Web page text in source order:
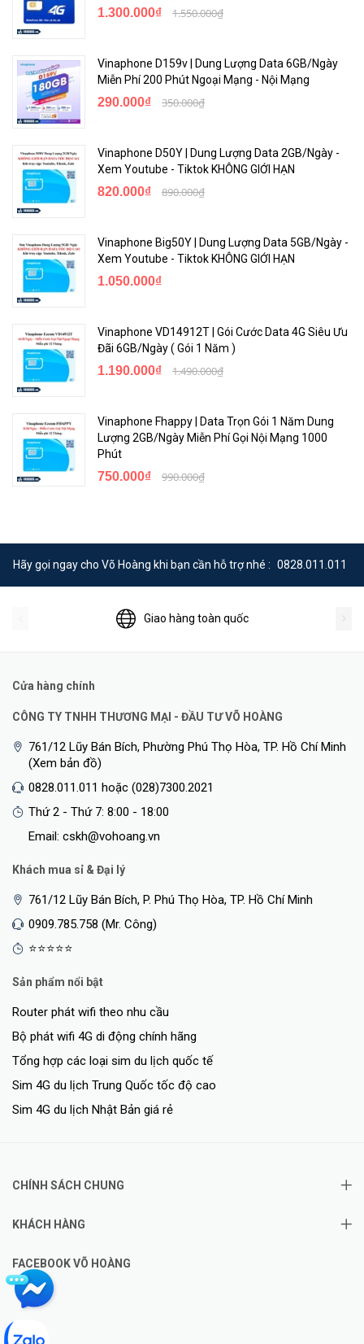
1.300.000₫ 1.550.000₫
Vinaphone D159v | Dung Lượng Data 6GB/Ngày
Miễn Phí 200 Phút Ngoại Mạng - Nội Mạng
290.000₫ 350.000₫
Vinaphone D50Y | Dung Lượng Data 2GB/Ngày -
Xem Youtube - Tiktok KHÔNG GIỚI HẠN
820.000₫ 890.000₫
Vinaphone Big50Y | Dung Lượng Data 5GB/Ngày -
Xem Youtube - Tiktok KHÔNG GIỚI HẠN
1.050.000₫
Vinaphone VD14912T | Gói Cước Data 4G Siêu Ưu
Đãi 6GB/Ngày ( Gói 1 Năm )
1.190.000₫ 1.490.000₫
Vinaphone Fhappy | Data Trọn Gói 1 Năm Dung
Lượng 2GB/Ngày Miễn Phí Gọi Nội Mạng 1000
Phút
750.000₫ 990.000₫
Hãy gọi ngay cho Võ Hoàng khi bạn cần hỗ trợ nhé : 0828.011.011
Giao hàng toàn quốc
Cửa hàng chính
CÔNG TY TNHH THƯƠNG MẠI - ĐẦU TƯ VÕ HOÀNG
761/12 Lũy Bán Bích, Phường Phú Thọ Hòa, TP. Hồ Chí Minh
(Xem bản đồ)
0828.011.011 hoặc (028)7300.2021
Thứ 2 - Thứ 7: 8:00 - 18:00
Email: cskh@vohoang.vn
Khách mua sỉ & Đại lý
761/12 Lũy Bán Bích, P. Phú Thọ Hòa, TP. Hồ Chí Minh
0909.785.758 (Mr. Công)
⭐⭐⭐⭐⭐
Sản phẩm nổi bật
Router phát wifi theo nhu cầu
Bộ phát wifi 4G di động chính hãng
Tổng hợp các loại sim du lịch quốc tế
Sim 4G du lịch Trung Quốc tốc độ cao
Sim 4G du lịch Nhật Bản giá rẻ
CHÍNH SÁCH CHUNG
KHÁCH HÀNG
FACEBOOK VÕ HOÀNG